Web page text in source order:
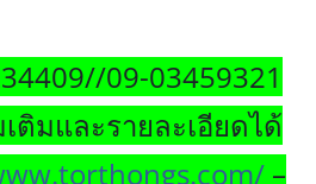
09-03459321
ติมและรายละเอียดได้
–